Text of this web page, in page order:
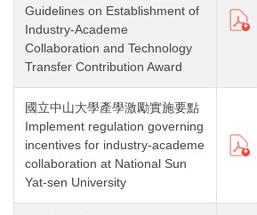
Guidelines on Establishment of
Industry-Academe
Collaboration and Technology
Transfer Contribution Award
國立中山大學產學激勵實施要點
Implement regulation governing
incentives for industry-academe
collaboration at National Sun
Yat-sen University